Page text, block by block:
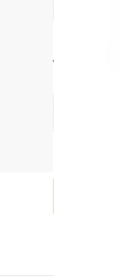
Tamanho